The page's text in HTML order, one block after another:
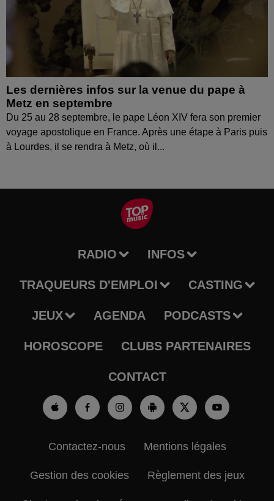
Les dernières infos sur la venue du pape à
Metz en septembre
Du 25 au 28 septembre, le pape Léon XIV fera son premier
voyage apostolique en France. Après une étape à Paris puis
à Lourdes, il se rendra à Metz, où il...
RADIO INFOS
TRAQUEURS D'EMPLOI CASTING
JEUX AGENDA PODCASTS
HOROSCOPE CLUBS PARTENAIRES
CONTACT
Contactez-nous Mentions légales
Gestion des cookies Règlement des jeux